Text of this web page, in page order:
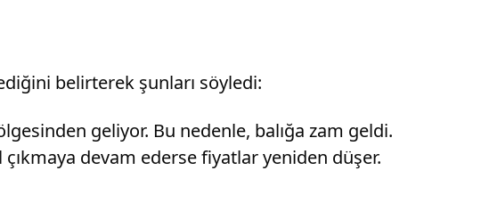
belirterek şunları söyledi:
geliyor. Bu nedenle, balığa zam geldi.
devam ederse fiyatlar yeniden düşer.